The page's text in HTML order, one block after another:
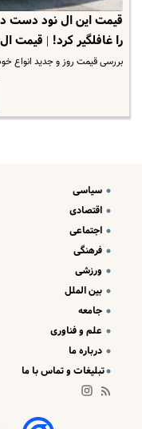
قیمت این ال نود دست
را غافلگیر کرد! | قیمت ال
بررسی قیمت روز و جدید انواع خودرو
سیاسی
اقتصادی
اجتماعی
فرهنگی
ورزشی
بین الملل
جامعه
علم و فناوری
درباره ما
تبلیغات و تماس با ما